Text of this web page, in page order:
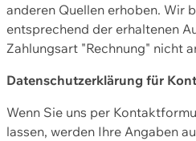
anderen Quellen erhoben. Wir
entsprechend der erhaltenen
Zahlungsart "Rechnung" nicht
Datenschutzerklärung für
Wenn Sie uns per
lassen, werden Ihre Angaben